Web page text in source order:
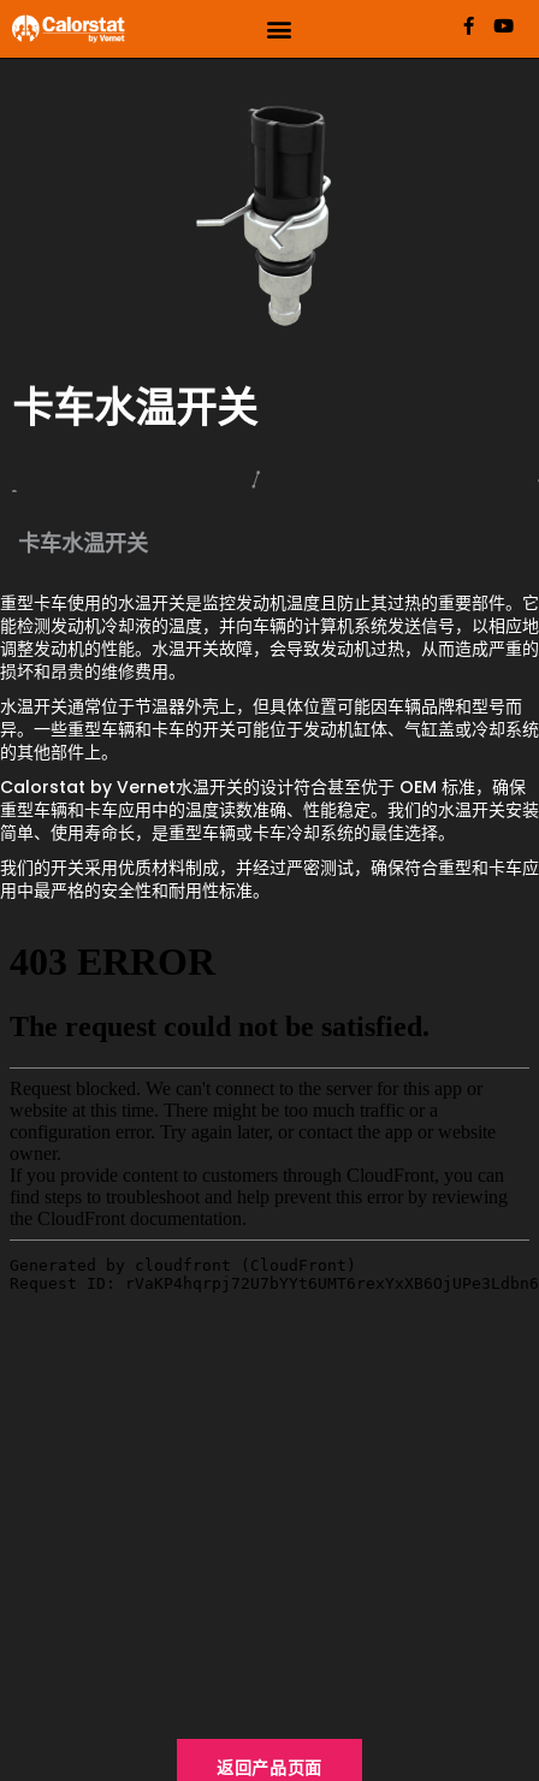
卡车水温开关
卡车水温开关
重型卡车使用的水温开关是监控发动机温度且防止其过热的重要部件。它
能检测发动机冷却液的温度，并向车辆的计算机系统发送信号，以相应地
调整发动机的性能。水温开关故障，会导致发动机过热，从而造成严重的
损坏和昂贵的维修费用。
水温开关通常位于节温器外壳上，但具体位置可能因车辆品牌和型号而
异。一些重型车辆和卡车的开关可能位于发动机缸体、气缸盖或冷却系统
的其他部件上。
Calorstat by Vernet水温开关的设计符合甚至优于 OEM 标准，确保
重型车辆和卡车应用中的温度读数准确、性能稳定。我们的水温开关安装
简单、使用寿命长，是重型车辆或卡车冷却系统的最佳选择。
我们的开关采用优质材料制成，并经过严密测试，确保符合重型和卡车应
用中最严格的安全性和耐用性标准。
返回产品页面